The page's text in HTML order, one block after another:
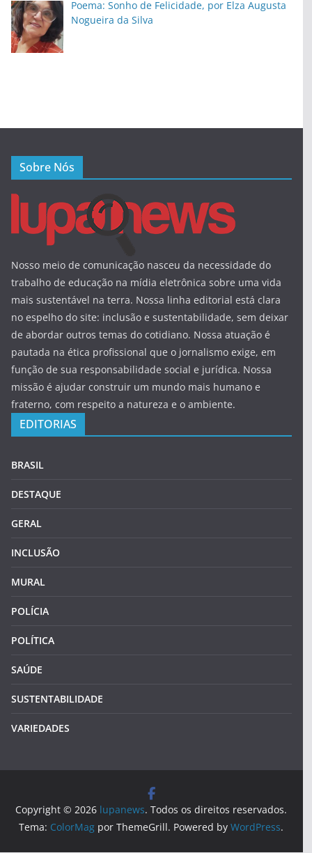
Poema: Sonho de Felicidade, por Elza Augusta
Nogueira da Silva
Sobre Nós
Nosso meio de comunicação nasceu da necessidade do
trabalho de educação na mídia eletrônica sobre uma vida
mais sustentável na terra. Nossa linha editorial está clara
no espelho do site: inclusão e sustentabilidade, sem deixar
de abordar outros temas do cotidiano. Nossa atuação é
pautada na ética profissional que o jornalismo exige, em
função de sua responsabilidade social e jurídica. Nossa
missão é ajudar construir um mundo mais humano e
fraterno, com respeito a natureza e o ambiente.
EDITORIAS
BRASIL
DESTAQUE
GERAL
INCLUSÃO
MURAL
POLÍCIA
POLÍTICA
SAÚDE
SUSTENTABILIDADE
VARIEDADES
Copyright © 2026 lupanews. Todos os direitos reservados.
Tema: ColorMag por ThemeGrill. Powered byWordPress.